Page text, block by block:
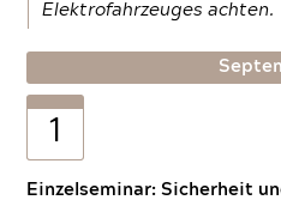
Elektrofahrzeuges achten.
1
Einzelseminar: Sicherheit